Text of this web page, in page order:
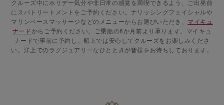
クルーズ中にホリデー気分や非日常の感覚を満喫できるよう、ご出発前
にスパトリートメントをご予約ください。ナリッシングフェイシャルや
マリンベースマッサージなどのメニューからお選びいただき、 マイキュ
ナード からご予約ください。ご乗船の6か月前より承ります。マイキュ
ナードで事前に予約し、船上では安心してクルーズをお楽しみくださ
い。洋上でのラグジュアリーなひとときが皆様をお待ちしております。